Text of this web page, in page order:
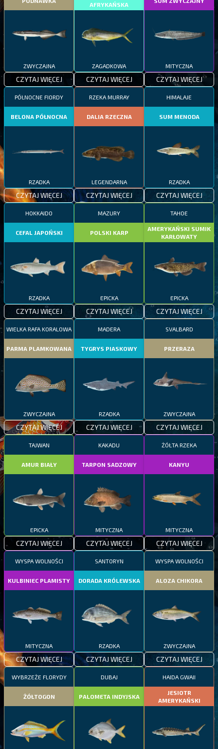
ZWYCZAJNA
CZYTAJ WIĘCEJ
AFRYKAŃSKA
ZAGADKOWA
CZYTAJ WIĘCEJ
MITYCZNA
CZYTAJ WIĘCEJ
PÓŁNOCNE FIORDY
BELONA PÓŁNOCNA
RZADKA
CZYTAJ WIĘCEJ
RZEKA MURRAY
DALIA RZECZNA
LEGENDARNA
CZYTAJ WIĘCEJ
HIMALAJE
SUM MENODA
RZADKA
CZYTAJ WIĘCEJ
HOKKAIDO
CEFAL JAPOŃSKI
RZADKA
CZYTAJ WIĘCEJ
MAZURY
POLSKI KARP
EPICKA
CZYTAJ WIĘCEJ
TAHOE
AMERYKAŃSKI SUMIK
KARŁOWATY
EPICKA
CZYTAJ WIĘCEJ
WIELKA RAFA KORALOWA
PARMA PLAMKOWANA
ZWYCZAJNA
CZYTAJ WIĘCEJ
MADERA
TYGRYS PIASKOWY
RZADKA
CZYTAJ WIĘCEJ
SVALBARD
PRZERAZA
ZWYCZAJNA
CZYTAJ WIĘCEJ
TAJWAN
AMUR BIAŁY
EPICKA
CZYTAJ WIĘCEJ
KAKADU
TARPON SADZOWY
MITYCZNA
CZYTAJ WIĘCEJ
ŻÓŁTA RZEKA
KANYU
MITYCZNA
CZYTAJ WIĘCEJ
WYSPA WOLNOŚCI
KULBINIEC PLAMISTY
MITYCZNA
CZYTAJ WIĘCEJ
SANTORYN
DORADA KRÓLEWSKA
RZADKA
CZYTAJ WIĘCEJ
WYSPA WOLNOŚCI
ALOZA CHIKORA
ZWYCZAJNA
CZYTAJ WIĘCEJ
WYBRZEŻE FLORYDY
ŻÓŁTOGON
DUBAJ
PALOMETA INDYJSKA
HAIDA GWAII
JESIOTR
AMERYKAŃSKI